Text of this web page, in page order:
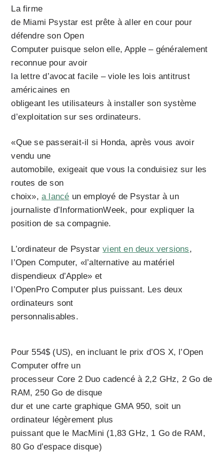
La firme
de Miami Psystar est prête à aller en cour pour
défendre son Open
Computer puisque selon elle, Apple – généralement
reconnue pour avoir
la lettre d’avocat facile – viole les lois antitrust
américaines en
obligeant les utilisateurs à installer son système
d’exploitation sur ses ordinateurs.
«Que se passerait-il si Honda, après vous avoir
vendu une
automobile, exigeait que vous la conduisiez sur les
routes de son
choix»,a lancé un employé de Psystar à un
journaliste d’InformationWeek, pour expliquer la
position de sa compagnie.
L’ordinateur de Psystarvient en deux versions,
l’Open Computer, «l’alternative au matériel
dispendieux d’Apple» et
l’OpenPro Computer plus puissant. Les deux
ordinateurs sont
personnalisables.
Pour 554$ (US), en incluant le prix d’OS X, l’Open
Computer offre un
processeur Core 2 Duo cadencé à 2,2 GHz, 2 Go de
RAM, 250 Go de disque
dur et une carte graphique GMA 950, soit un
ordinateur légèrement plus
puissant que le MacMini (1,83 GHz, 1 Go de RAM,
80 Go d’espace disque)